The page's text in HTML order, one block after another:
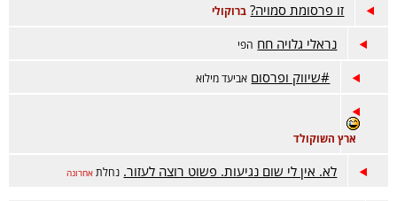
זו פרסומת סמויה? ברוקולי
נראלי גלויה חח הפי
#שיווק ופרסום אביעד מילוא
ארץ השוקולד
לא. אין לי שום נגיעות. פשוט רוצה לעזור. נחלת אחרונה